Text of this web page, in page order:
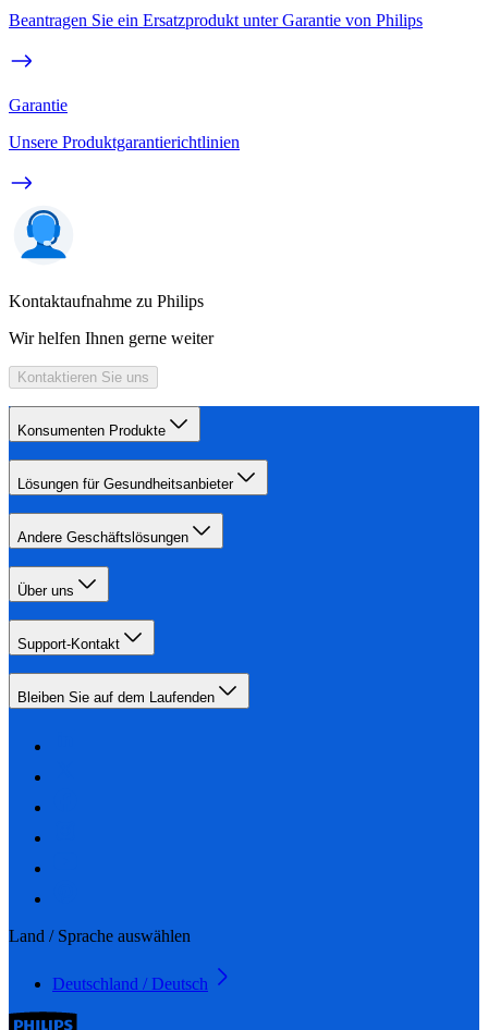
Beantragen Sie ein Ersatzprodukt unter Garantie von Philips
Garantie
Unsere Produktgarantierichtlinien
Kontaktaufnahme zu Philips
Wir helfen Ihnen gerne weiter
Kontaktieren Sie uns
Konsumenten Produkte
Lösungen für Gesundheitsanbieter
Andere Geschäftslösungen
Über uns
Support-Kontakt
Bleiben Sie auf dem Laufenden
Land / Sprache auswählen
Deutschland / Deutsch